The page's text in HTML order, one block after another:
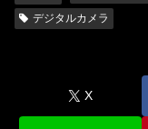
デジタルカメラ
X